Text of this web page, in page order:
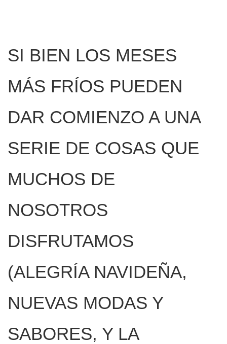
SI BIEN LOS MESES
MÁS FRÍOS PUEDEN
DAR COMIENZO A UNA
SERIE DE COSAS QUE
MUCHOS DE
NOSOTROS
DISFRUTAMOS
(ALEGRÍA NAVIDEÑA,
NUEVAS MODAS Y
SABORES, Y LA